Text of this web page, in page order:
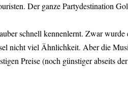
Der ganze Partydestination
schnell kennenlernt. Zwar
nicht viel Ähnlichkeit. Aber die
Preise (noch günstiger abseits